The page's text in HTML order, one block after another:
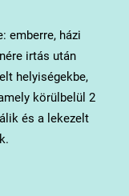
emberre, házi
irtás után
helyiségekbe,
körülbelül 2
és a lekezelt